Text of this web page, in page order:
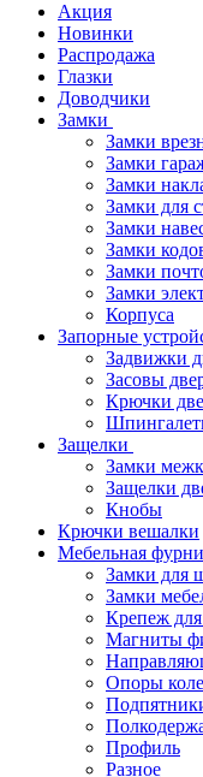
Акция
Новинки
Распродажа
Глазки
Доводчики
Замки
Замки
Замки
Замки
Замки для
Замки
Замки
Замки
Замки
Корпуса
Запорные
Задвижки
Засовы
Крючки
Защелки
Замки
Защелки
Кнобы
Крючки вешалки
Мебельная
Замки для
Замки
Крепеж для
Магниты
Опоры
Профиль
Разное